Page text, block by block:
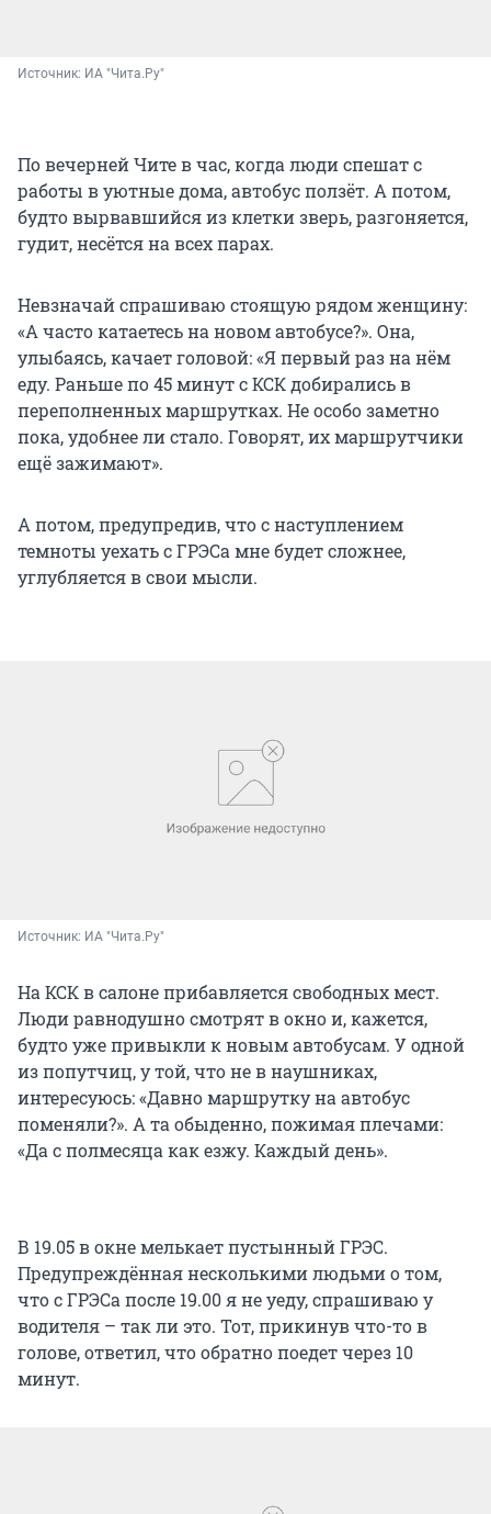
Источник: ИА "Чита.Ру"
По вечерней Чите в час, когда люди спешат с
работы в уютные дома, автобус ползёт. А потом,
будто вырвавшийся из клетки зверь, разгоняется,
гудит, несётся на всех парах.
Невзначай спрашиваю стоящую рядом женщину:
«А часто катаетесь на новом автобусе?». Она,
улыбаясь, качает головой: «Я первый раз на нём
еду. Раньше по 45 минут с КСК добирались в
переполненных маршрутках. Не особо заметно
пока, удобнее ли стало. Говорят, их маршрутчики
ещё зажимают».
А потом, предупредив, что с наступлением
темноты уехать с ГРЭСа мне будет сложнее,
углубляется в свои мысли.
Источник: ИА "Чита.Ру"
На КСК в салоне прибавляется свободных мест.
Люди равнодушно смотрят в окно и, кажется,
будто уже привыкли к новым автобусам. У одной
из попутчиц, у той, что не в наушниках,
интересуюсь: «Давно маршрутку на автобус
поменяли?». А та обыденно, пожимая плечами:
«Да с полмесяца как езжу. Каждый день».
В 19.05 в окне мелькает пустынный ГРЭС.
Предупреждённая несколькими людьми о том,
что с ГРЭСа после 19.00 я не уеду, спрашиваю у
водителя – так ли это. Тот, прикинув что-то в
голове, ответил, что обратно поедет через 10
минут.